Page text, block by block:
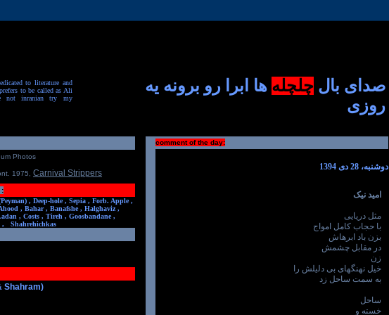
to literature and
to be called as Ali
not inranian try my
صدای بال چلچله ها ابرا رو برونه یه
روزی
comment of the day:
دوشنبه، 28 دی 1394
امید نیک
مثل دریایی
با حجاب کامل امواج
بزن باد ابرهاش
در مقابل چشمش
زن
خیل نهنگهای بی دلیلش را
به سمت ساحل زد
ساحل
خسته و
Photos
1975 Carnival Strippers
:
, Deep-hole , Sepia , Forb. Apple ,
, Bahar , Banafshe , Halghaviz ,
, Costs , Tireh , Goosbandane ,
,
Shahrehichkas
Shahram)